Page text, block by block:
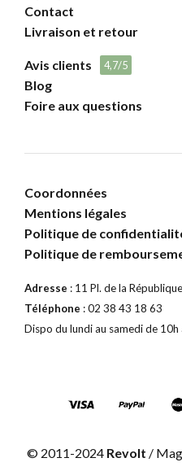
Contact
Livraison et retour
Avis clients 4,7/5
Blog
Foire aux questions
Coordonnées
Mentions légales
Politique de
Politique de
Adresse : 11 Pl. de la
Téléphone : 02 38 43 18 63
Dispo du lundi au samedi de 10h
© 2011-2024 Revolt /